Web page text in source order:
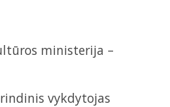
ministerija –
vykdytojas